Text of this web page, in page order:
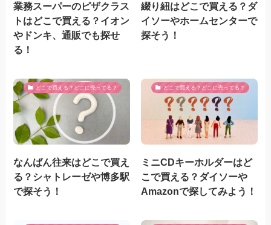
業務スーパーのピザクラス
トはどこで買える？イオン
やドンキ、通販でも探せ
る！
綴り紐はどこで買える？ダ
イソーやホームセンターで
探そう！
どこで買える？どこに売ってる？
なんばん往来はどこで買え
る？シャトレーゼや博多駅
で探そう！
どこで買える？どこに売ってる？
ミニCDキーホルダーはど
こで買える？ダイソーや
Amazonで探してみよう！